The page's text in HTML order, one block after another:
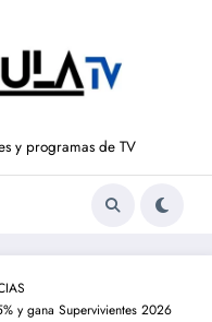
y programas de TV
y gana Supervivientes 2026